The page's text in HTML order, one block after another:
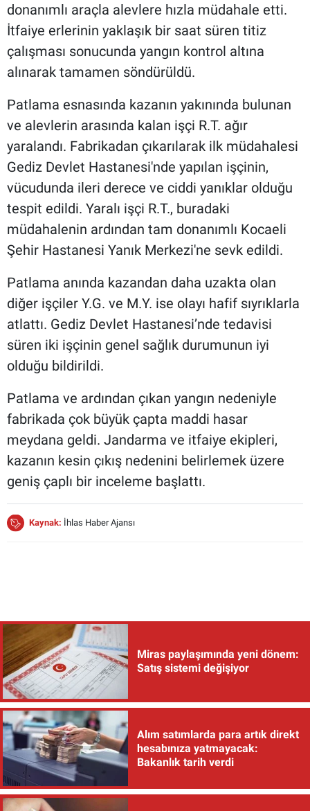
donanımlı araçla alevlere hızla müdahale etti.
İtfaiye erlerinin yaklaşık bir saat süren titiz
çalışması sonucunda yangın kontrol altına
alınarak tamamen söndürüldü.
Patlama esnasında kazanın yakınında bulunan
ve alevlerin arasında kalan işçi R.T. ağır
yaralandı. Fabrikadan çıkarılarak ilk müdahalesi
Gediz Devlet Hastanesi'nde yapılan işçinin,
vücudunda ileri derece ve ciddi yanıklar olduğu
tespit edildi. Yaralı işçi R.T., buradaki
müdahalenin ardından tam donanımlı Kocaeli
Şehir Hastanesi Yanık Merkezi'ne sevk edildi.
Patlama anında kazandan daha uzakta olan
diğer işçiler Y.G. ve M.Y. ise olayı hafif sıyrıklarla
atlattı. Gediz Devlet Hastanesi’nde tedavisi
süren iki işçinin genel sağlık durumunun iyi
olduğu bildirildi.
Patlama ve ardından çıkan yangın nedeniyle
fabrikada çok büyük çapta maddi hasar
meydana geldi. Jandarma ve itfaiye ekipleri,
kazanın kesin çıkış nedenini belirlemek üzere
geniş çaplı bir inceleme başlattı.
Kaynak: İhlas Haber Ajansı
Miras paylaşımında yeni dönem:
Satış sistemi değişiyor
Alım satımlarda para artık direkt
hesabınıza yatmayacak:
Bakanlık tarih verdi